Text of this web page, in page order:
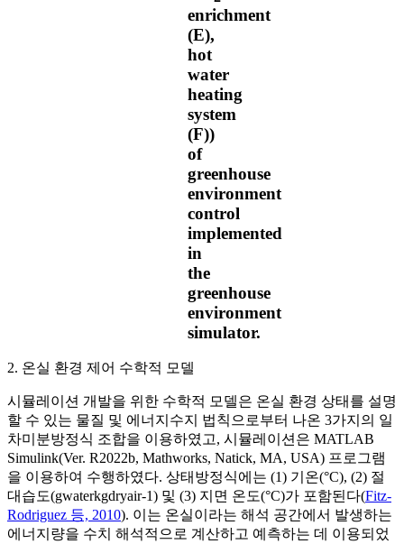
enrichment
(E),
hot
water
heating
system
(F))
of
greenhouse
environment
control
implemented
in
the
greenhouse
environment
simulator.
2. 온실 환경 제어 수학적 모델
시뮬레이션 개발을 위한 수학적 모델은 온실 환경 상태를 설명
할 수 있는 물질 및 에너지수지 법칙으로부터 나온 3가지의 일
차미분방정식 조합을 이용하였고, 시뮬레이션은 MATLAB
Simulink(Ver. R2022b, Mathworks, Natick, MA, USA) 프로그램
을 이용하여 수행하였다. 상태방정식에는 (1) 기온(°C), (2) 절
대습도(gwaterkgdryair-1) 및 (3) 지면 온도(°C)가 포함된다(Fitz-
Rodriguez 등, 2010). 이는 온실이라는 해석 공간에서 발생하는
에너지량을 수치 해석적으로 계산하고 예측하는 데 이용되었